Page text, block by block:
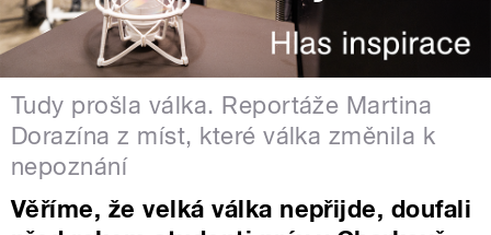
Tudy prošla válka. Reportáže Martina
Dorazína z míst, které válka změnila k
nepoznání
Věříme, že velká válka nepřijde, doufali